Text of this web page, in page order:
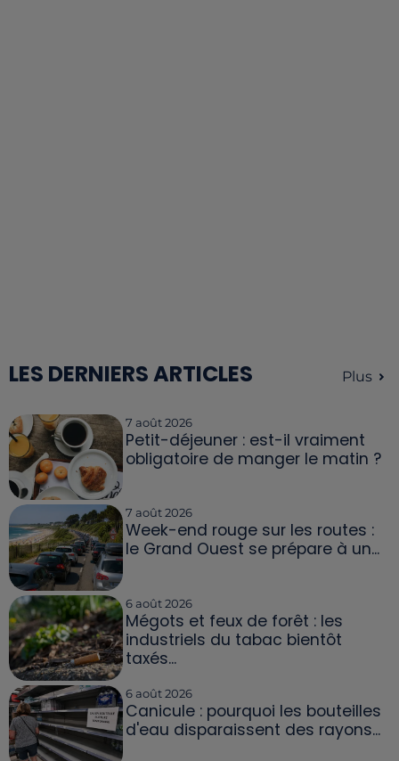
LES DERNIERS ARTICLES Plus
7 août 2026
Petit-déjeuner : est-il vraiment
obligatoire de manger le matin ?
7 août 2026
Week-end rouge sur les routes :
le Grand Ouest se prépare à un...
6 août 2026
Mégots et feux de forêt : les
industriels du tabac bientôt
taxés...
6 août 2026
Canicule : pourquoi les bouteilles
d'eau disparaissent des rayons...